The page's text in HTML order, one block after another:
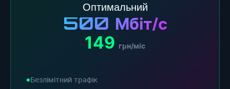
Оптимальний
500 Мбіт/с
149 грн/міс
Безлімітний трафік